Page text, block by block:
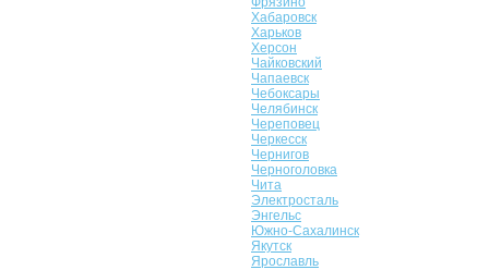
Хабаровск
Харьков
Херсон
Чайковский
Чапаевск
Чебоксары
Челябинск
Череповец
Черкесск
Чернигов
Черноголовка
Чита
Электросталь
Энгельс
Южно-Сахалинск
Якутск
Ярославль